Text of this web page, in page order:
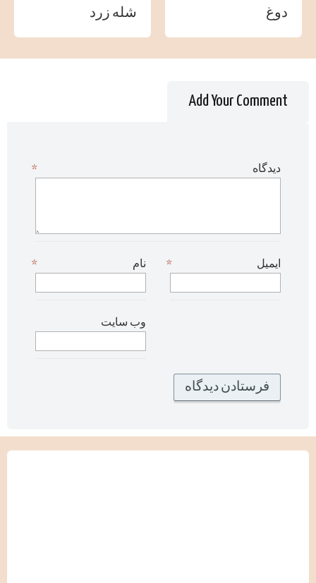
شله زرد دوغ
Add Your Comment
دیدگاه *
نام * ایمیل *
وب‌ سایت